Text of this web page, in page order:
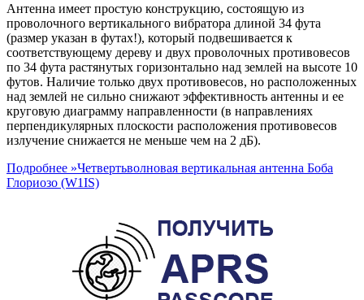
Антенна имеет простую конструкцию, состоящую из
проволочного вертикального вибратора длиной 34 фута
(размер указан в футах!), который подвешивается к
соответствующему дереву и двух проволочных противовесов
по 34 фута растянутых горизонтально над землей на высоте 10
футов. Наличие только двух противовесов, но расположенных
над землей не сильно снижают эффективность антенны и ее
круговую диаграмму направленности (в направлениях
перпендикулярных плоскости расположения противовесов
излучение снижается не меньше чем на 2 дБ).
Подробнее »Четвертьволновая вертикальная антенна Боба
Глориозо (W1IS)